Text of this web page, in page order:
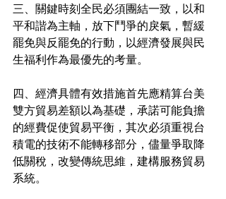
三、關鍵時刻全民必須團結一致，以和
平和諧為主軸，放下鬥爭的戾氣，暫緩
罷免與反罷免的行動，以經濟發展與民
生福利作為最優先的考量。
四、經濟具體有效措施首先應精算台美
雙方貿易差額以為基礎，承諾可能負擔
的經費促使貿易平衡，其次必須重視台
積電的技術不能轉移部分，儘量爭取降
低關稅，改變傳統思維，建構服務貿易
系統。